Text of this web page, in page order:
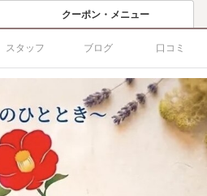
クーポン・メニュー
スタッフ ブログ 口コミ